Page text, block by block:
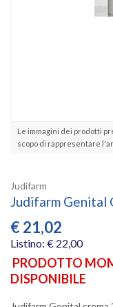
Le immagini dei prodotti
scopo di rappresentare
Judifarm
Judifarm Genital
€21,02
Listino: € 22,00
PRODOTTO
DISPONIBILE